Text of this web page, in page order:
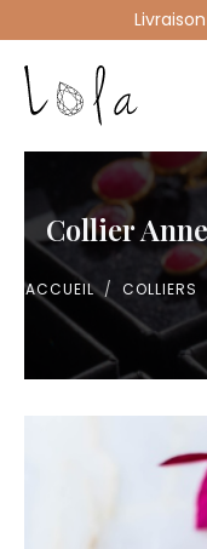
Collier
ACCUEIL COLLIERS